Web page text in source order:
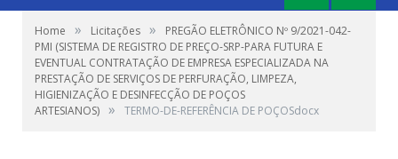
Home » Licitações »
PREGÃO ELETRÔNICO Nº 9/2021-042-
PMI (SISTEMA DE REGISTRO DE PREÇO-SRP-PARA FUTURA E
EVENTUAL CONTRATAÇÃO DE EMPRESA ESPECIALIZADA NA
PRESTAÇÃO DE SERVIÇOS DE PERFURAÇÃO, LIMPEZA,
HIGIENIZAÇÃO E DESINFECÇÃO DE POÇOS
ARTESIANOS) » TERMO-DE-REFERÊNCIA DE POÇOSdocx